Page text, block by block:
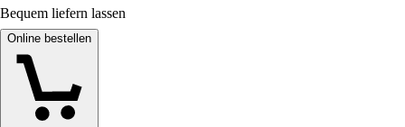
Bequem liefern lassen
Online bestellen